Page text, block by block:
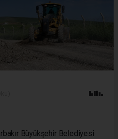
Büyükşehir Belediyesi